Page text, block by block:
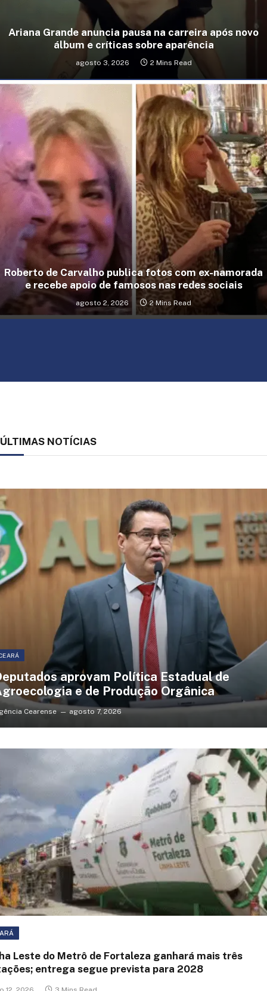
Ariana Grande anuncia pausa na carreira após novo
álbum e críticas sobre aparência
agosto 3, 2026 2 Mins Read
Roberto de Carvalho publica fotos com ex-namorada
e recebe apoio de famosos nas redes sociais
agosto 2, 2026 2 Mins Read
ÚLTIMAS NOTÍCIAS
aprovam Política Estadual de
e de Produção Orgânica
Cearense agosto 7, 2026
Leste do Metrô de Fortaleza ganhará mais três
entrega segue prevista para 2028